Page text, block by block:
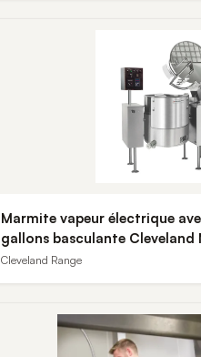
Marmite vapeur électrique
gallons basculante Cleveland
Cleveland Range